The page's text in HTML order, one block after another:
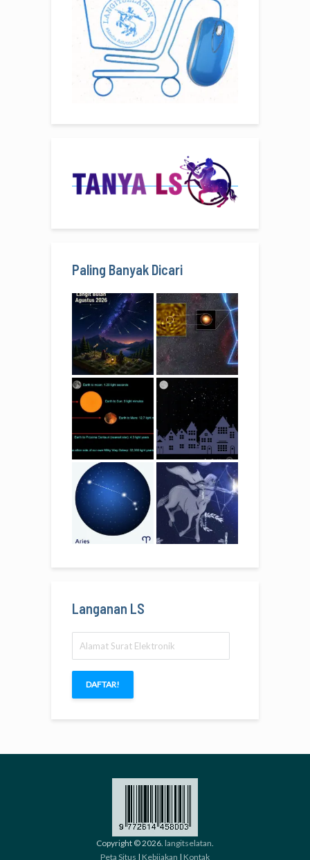
Paling Banyak Dicari
Langanan LS
Surat
Elektronik
DAFTAR!
Copyright © 2026. langitselatan.
Peta Situs | Kebijakan | Kontak